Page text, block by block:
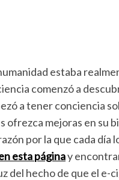
estaba
comenzó a
a tener conciencia
ofrezca mejoras en su
por la que cada
esta páginay
del hecho de que el